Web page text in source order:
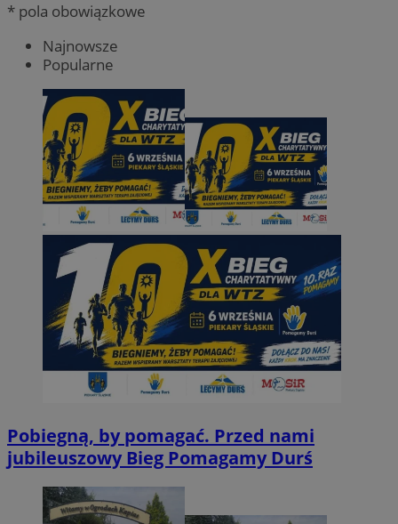
* pola obowiązkowe
Najnowsze
Popularne
Pobiegną, by pomagać. Przed nami
jubileuszowy Bieg Pomagamy Durś